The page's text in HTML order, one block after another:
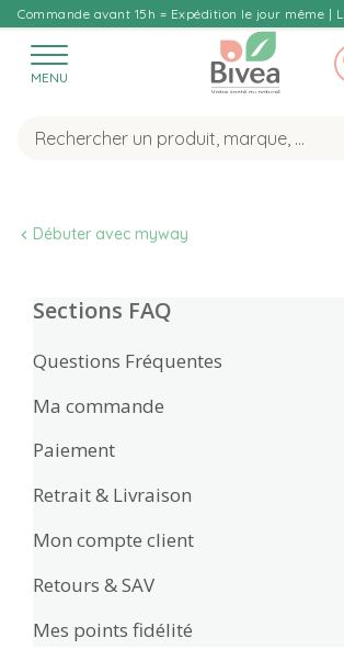
Commande avant 15h = Expédition le jour même
MENU
Débuter avec myway
Sections FAQ
Questions Fréquentes
Ma commande
Paiement
Retrait & Livraison
Mon compte client
Retours & SAV
Mes points fidélité